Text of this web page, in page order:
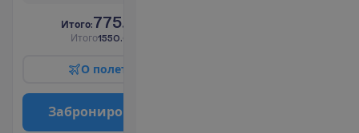
И того:775.00
Итого1550.00
О полет
Заброниро